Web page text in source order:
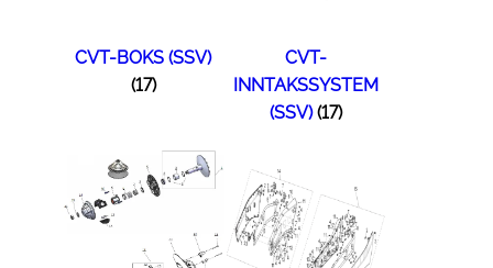
CVT-BOKS (SSV)
(17)
CVT-
INNTAKSSYSTEM
(SSV)(17)